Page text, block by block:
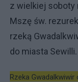
z wielkiej soboty
Mszę św.
rzeką
do miasta Sewilli.
Rzeka